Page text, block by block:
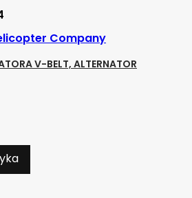
Company
V-BELT, ALTERNATOR